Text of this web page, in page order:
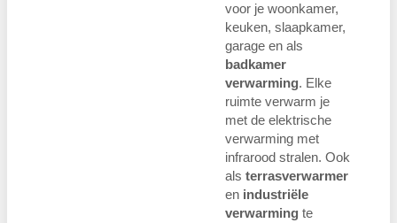
voor je woonkamer,
keuken, slaapkamer,
garage en als
badkamer
verwarming. Elke
ruimte verwarm je
met de elektrische
verwarming met
infrarood stralen. Ook
als terrasverwarmer
en industriële
verwarming te